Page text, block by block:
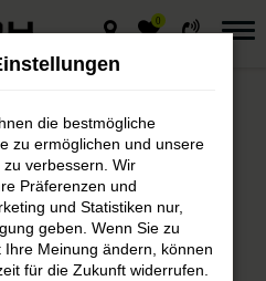
0
die gute
die bestmögliche
zu ermöglichen und unsere
verbessern. Wir
Präferenzen und
und Statistiken nur,
geben. Wenn Sie zu
Meinung ändern, können
für die Zukunft widerrufen.